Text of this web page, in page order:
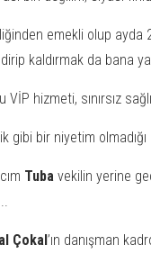
emekli olup
kaldırmak da bana
VİP hizmeti, sınırsız
gibi bir niyetim olmadığı
Tuba vekilin yerine
Çokal’ın danışman